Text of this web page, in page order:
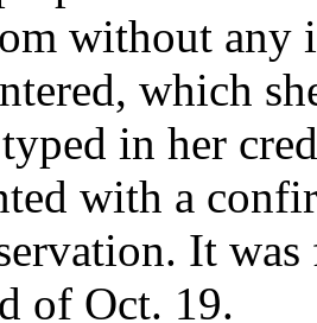
without any
which
in her
with a
It
of Oct. 19.